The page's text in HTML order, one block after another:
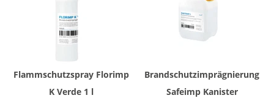
Flammschutzspray Florimp
K Verde 1 l
Brandschutzimprägnierung
Safeimp Kanister